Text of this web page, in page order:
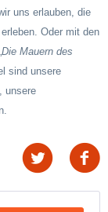
uns erlauben, die
Oder mit den
Die Mauern des
sind unsere
unsere